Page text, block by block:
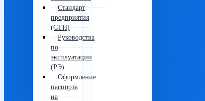
Стандарт
предприятия
(СТП)
Руководства
по
эксплуатации
(РЭ)
Оформление
паспорта
на